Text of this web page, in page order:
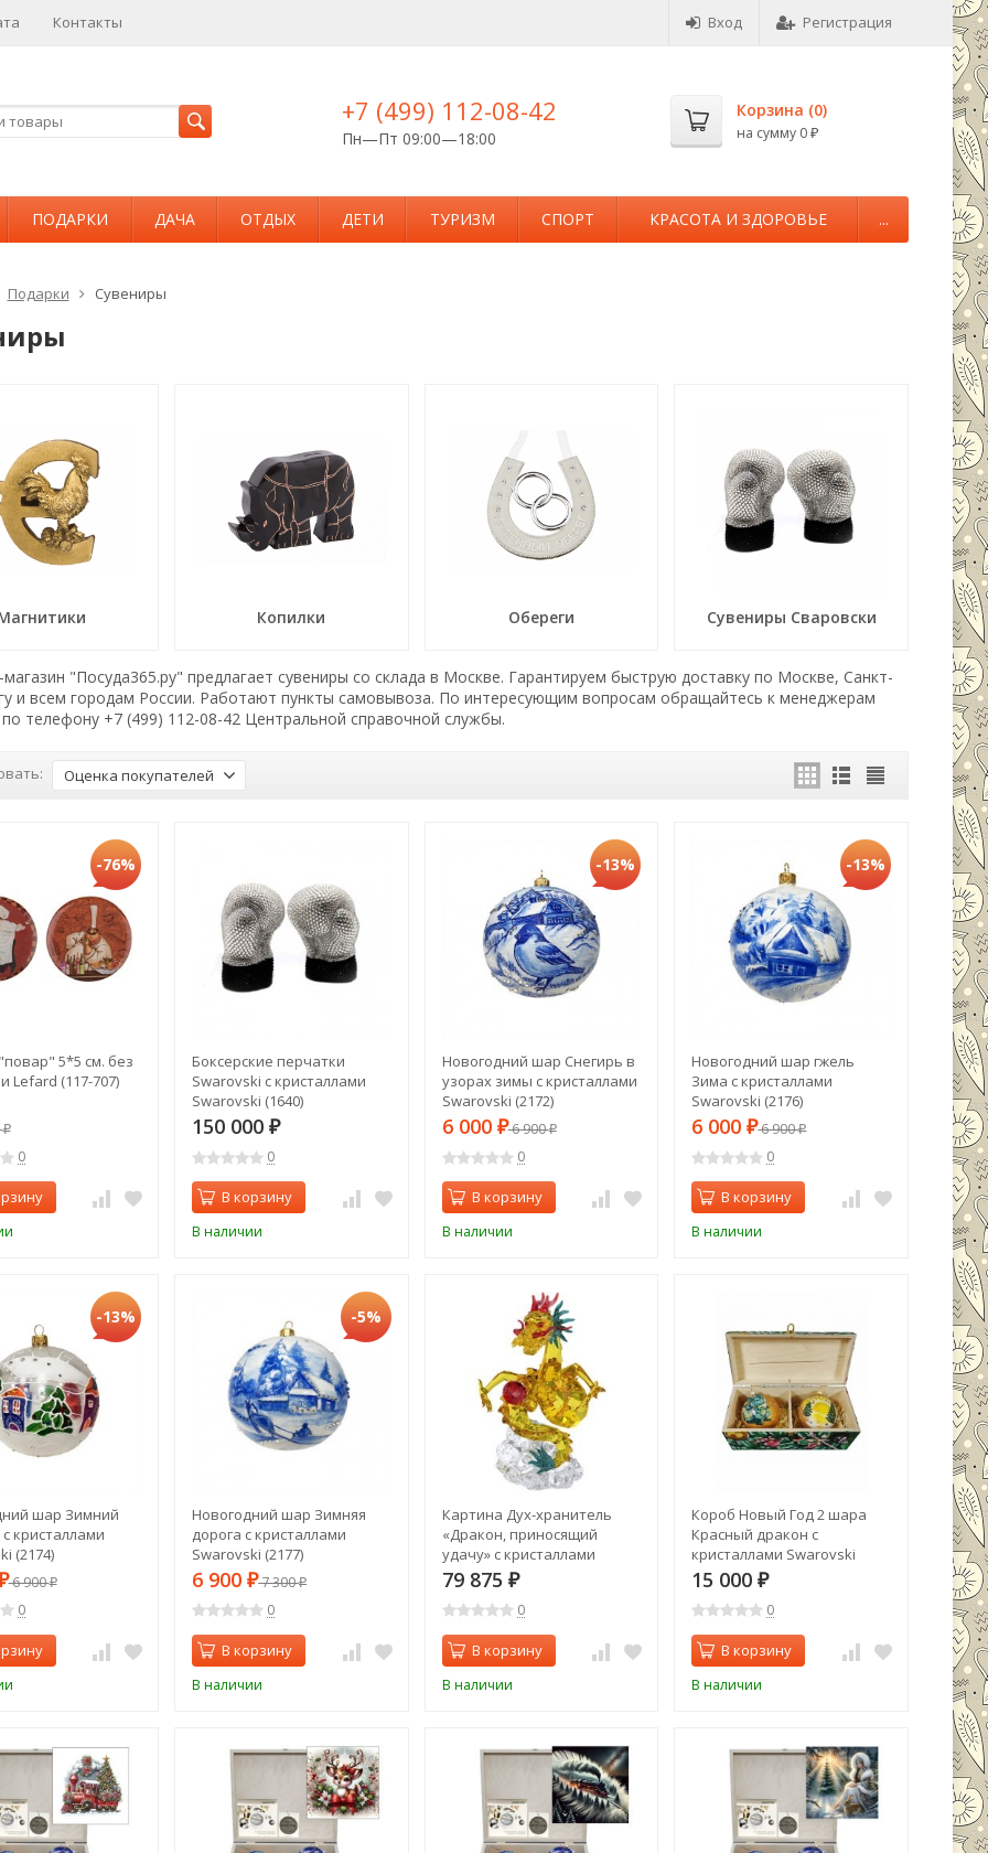
Контакты Вход Регистрация
+7 (499) 112-08-42
Пн—Пт 09:00—18:00
Корзина (0)
на сумму 0 ₽
ПОДАРКИ ДАЧА ОТДЫХ ДЕТИ ТУРИЗМ СПОРТ КРАСОТА И ЗДОРОВЬЕ ...
Подарки Сувениры
Копилки Обереги Сувениры Сваровски
"Посуда365.ру" предлагает сувениры со склада в Москве. Гарантируем быструю доставку по Москве, Санкт-
и всем городам России. Работают пункты самовывоза. По интересующим вопросам обращайтесь к менеджерам
телефону +7 (499) 112-08-42 Центральной справочной службы.
Оценка покупателей
-76%
5*5 см. без
Lefard (117-707)
₽
0
Боксерские перчатки
Swarovski с кристаллами
Swarovski (1640)
150 000₽
0
В корзину
В наличии
-13%
Новогодний шар Снегирь в
узорах зимы с кристаллами
Swarovski (2172)
6 000 ₽6 900₽
0
В корзину
В наличии
-13%
Новогодний шар гжель
Зима с кристаллами
Swarovski (2176)
6 000₽6 900₽
0
В корзину
В наличии
-13%
шар Зимний
кристаллами
(2174)
6 900₽
0
-5%
Новогодний шар Зимняя
дорога с кристаллами
Swarovski (2177)
6 900₽7 300₽
0
В корзину
В наличии
Картина Дух-хранитель
«Дракон, приносящий
удачу» с кристаллами
Swarovski (5001219)
79 875 ₽
0
В корзину
В наличии
Короб Новый Год 2 шара
Красный дракон с
кристаллами Swarovski
(3013)
15 000₽
0
В корзину
В наличии